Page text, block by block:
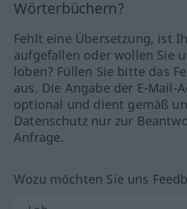
Wörterbüchern?
Fehlt eine Übersetzung, ist
aufgefallen oder wollen Sie
loben? Füllen Sie bitte das
aus. Die Angabe der E-Mail-
optional und dient gemäß
Datenschutz nur zur
Anfrage.
Wozu möchten Sie uns